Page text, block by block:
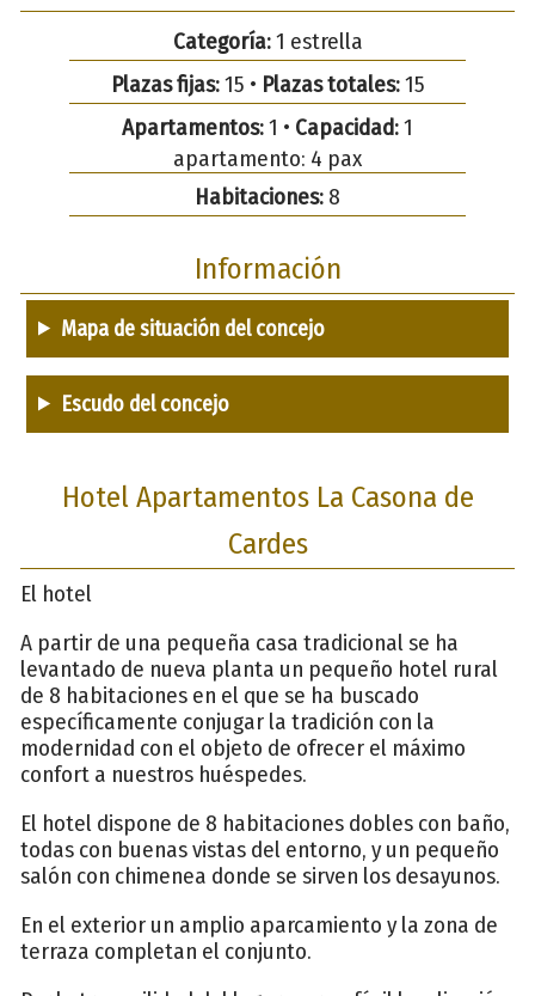
Categoría:1 estrella
Plazas fijas:15 • Plazas totales:15
Apartamentos:1 • Capacidad:1
apartamento: 4 pax
Habitaciones: 8
Información
Mapa de situación del concejo
Escudo del concejo
Hotel Apartamentos La Casona de
Cardes
El hotel
A partir de una pequeña casa tradicional se ha
levantado de nueva planta un pequeño hotel rural
de 8 habitaciones en el que se ha buscado
específicamente conjugar la tradición con la
modernidad con el objeto de ofrecer el máximo
confort a nuestros huéspedes.
El hotel dispone de 8 habitaciones dobles con baño,
todas con buenas vistas del entorno, y un pequeño
salón con chimenea donde se sirven los desayunos.
En el exterior un amplio aparcamiento y la zona de
terraza completan el conjunto.